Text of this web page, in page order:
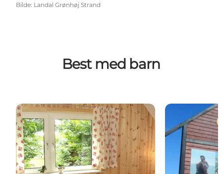
Bilde: Landal Grønhøj Strand
Best med barn
Family Farm Fun Farm Gl. Klitgaard